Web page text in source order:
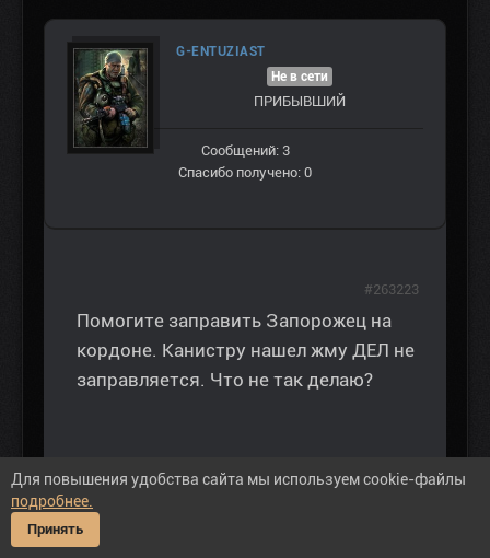
G-ENTUZIAST
Не в сети
ПРИБЫВШИЙ
Сообщений: 3
Спасибо получено: 0
Помогите заправить Запорожец на
кордоне. Канистру нашел жму ДЕЛ не
заправляется. Что не так делаю?
#263223
Пожалуйста
Для повышения удобства сайта мы используем cookie-файлы
подробнее.
Принять